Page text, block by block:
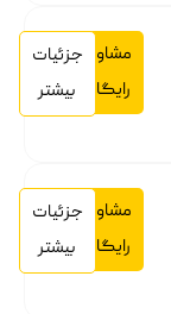
مشاوره
رایگان
جزئیات
بیشتر
مشاوره
رایگان
جزئیات
بیشتر